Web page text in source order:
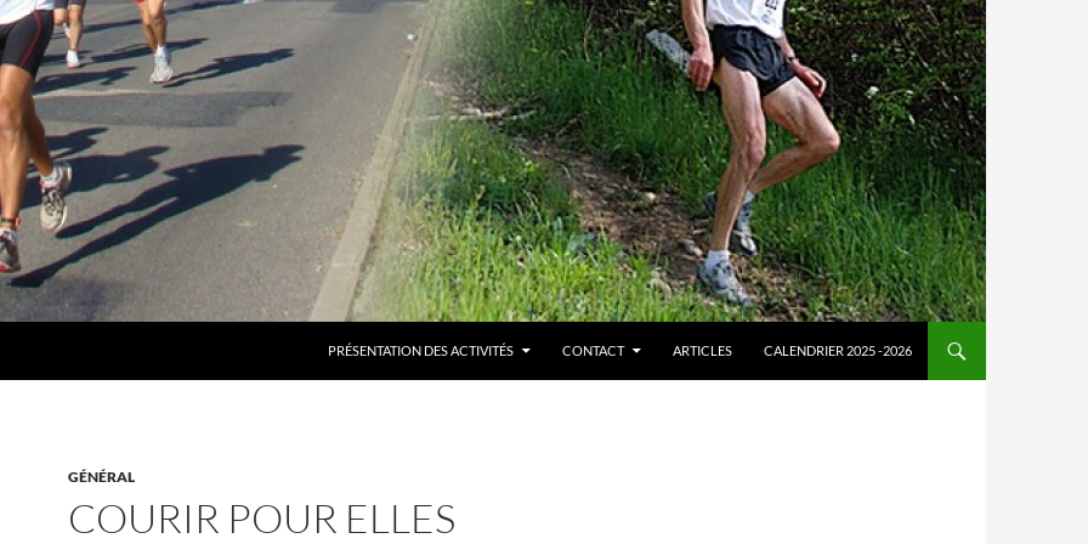
PRÉSENTATION DES ACTIVITÉS CONTACT ARTICLES CALENDRIER 2025 -2026
GÉNÉRAL
COURIR POUR ELLES